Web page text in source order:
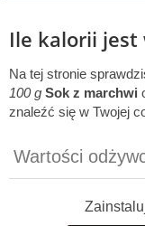
Ile kalorii jest
Na tej stronie
100 g Sok z marchwi
znaleźć się w Twojej
Wartości